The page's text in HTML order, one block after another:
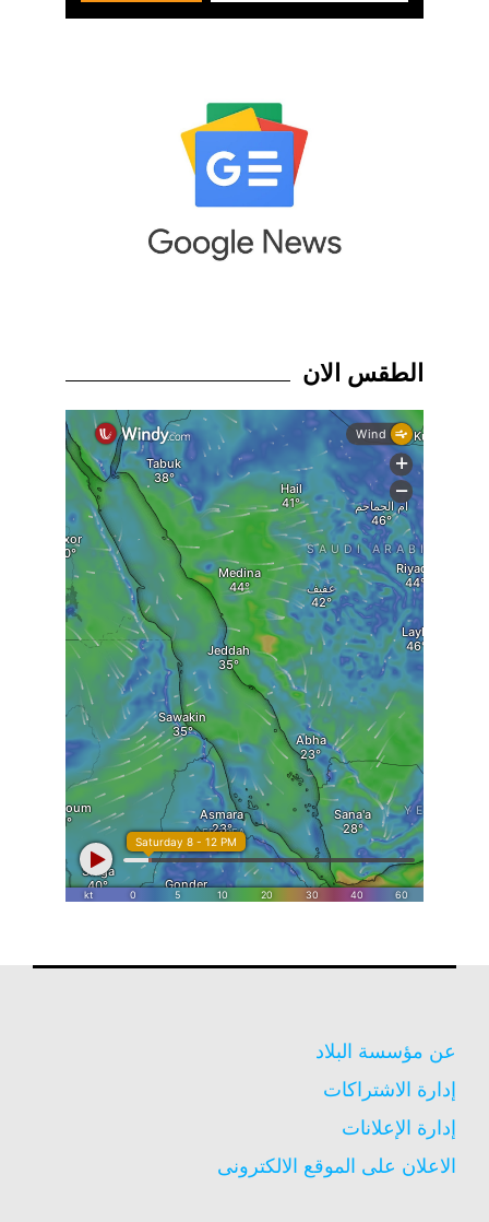
الطقس الان
عن مؤسسة البلاد
إدارة الاشتراكات
إدارة الإعلانات
الاعلان على الموقع الالكترونى